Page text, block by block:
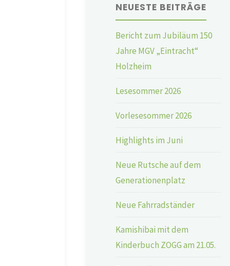
NEUESTE BEITRÄGE
Bericht zum Jubiläum 150
Jahre MGV „Eintracht“
Holzheim
Lesesommer 2026
Vorlesesommer 2026
Highlights im Juni
Neue Rutsche auf dem
Generationenplatz
Neue Fahrradständer
Kamishibai mit dem
Kinderbuch ZOGG am 21.05.